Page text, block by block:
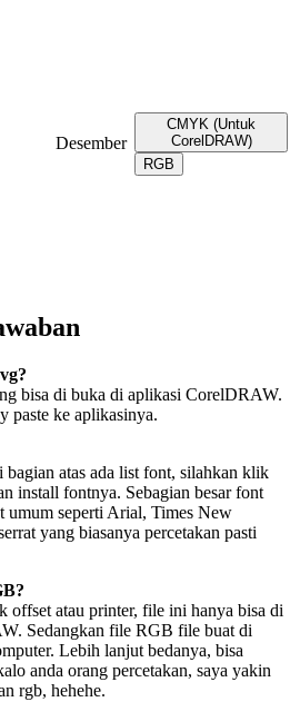
Desember
CMYK (Untuk
CorelDRAW)
RGB
bisa di buka di aplikasi CorelDRAW.
paste ke aplikasinya.
atas ada list font, silahkan klik
install fontnya. Sebagian besar font
umum seperti Arial, Times New
yang biasanya percetakan pasti
atau printer, file ini hanya bisa di
Sedangkan file RGB file buat di
Lebih lanjut bedanya, bisa
anda orang percetakan, saya yakin
rgb, hehehe.